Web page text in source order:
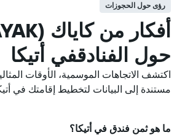
رؤى حول الحجوزات
حول الفنادقفي أتيكا
اكتشف الاتجاهات الموسمية، الأوقات
مستندة إلى البيانات لتخطيط إقامتك في
ما هو ثمن فندق في أتيكا؟